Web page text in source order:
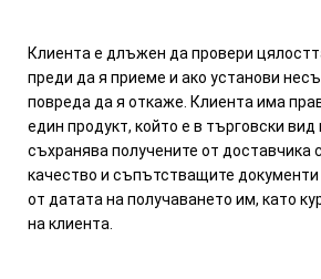
Клиента е длъжен да провери
преди да я приеме и ако установи
повреда да я откаже. Клиента има
един продукт, който е в търговски
съхранява получените от доставчика
качество и съпътстващите
от датата на получаването им, като
на клиента.